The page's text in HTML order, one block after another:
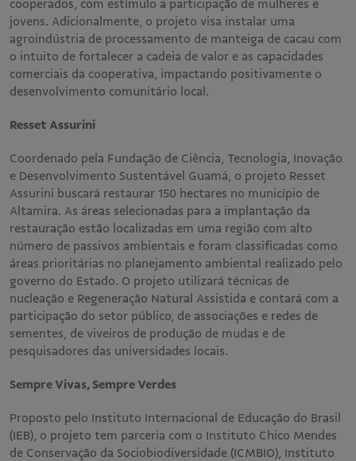
cooperados, com estímulo a participação de mulheres e
jovens. Adicionalmente, o projeto visa instalar uma
agroindústria de processamento de manteiga de cacau com
o intuito de fortalecer a cadeia de valor e as capacidades
comerciais da cooperativa, impactando positivamente o
desenvolvimento comunitário local.
Resset Assurini
Coordenado pela Fundação de Ciência, Tecnologia, Inovação
e Desenvolvimento Sustentável Guamá, o projeto Resset
Assurini buscará restaurar 150 hectares no município de
Altamira. As áreas selecionadas para a implantação da
restauração estão localizadas em uma região com alto
número de passivos ambientais e foram classificadas como
áreas prioritárias no planejamento ambiental realizado pelo
governo do Estado. O projeto utilizará técnicas de
nucleação e Regeneração Natural Assistida e contará com a
participação do setor público, de associações e redes de
sementes, de viveiros de produção de mudas e de
pesquisadores das universidades locais.
Sempre Vivas, Sempre Verdes
Proposto pelo Instituto Internacional de Educação do Brasil
(IEB), o projeto tem parceria com o Instituto Chico Mendes
de Conservação da Sociobiodiversidade (ICMBIO), Instituto